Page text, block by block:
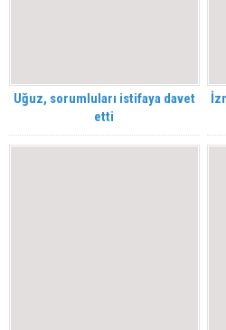
Uğuz, sorumluları istifaya davet
etti